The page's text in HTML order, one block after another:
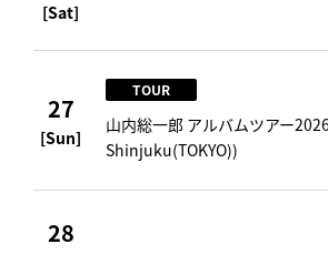
[Sat]
27
[Sun]
TOUR
山内総一郎 アルバムツアー
Shinjuku(TOKYO))
28